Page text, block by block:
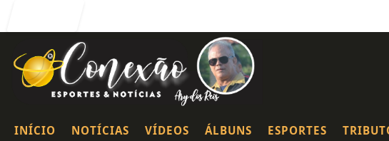
INÍCIO NOTÍCIAS VÍDEOS ÁLBUNS ESPORTES